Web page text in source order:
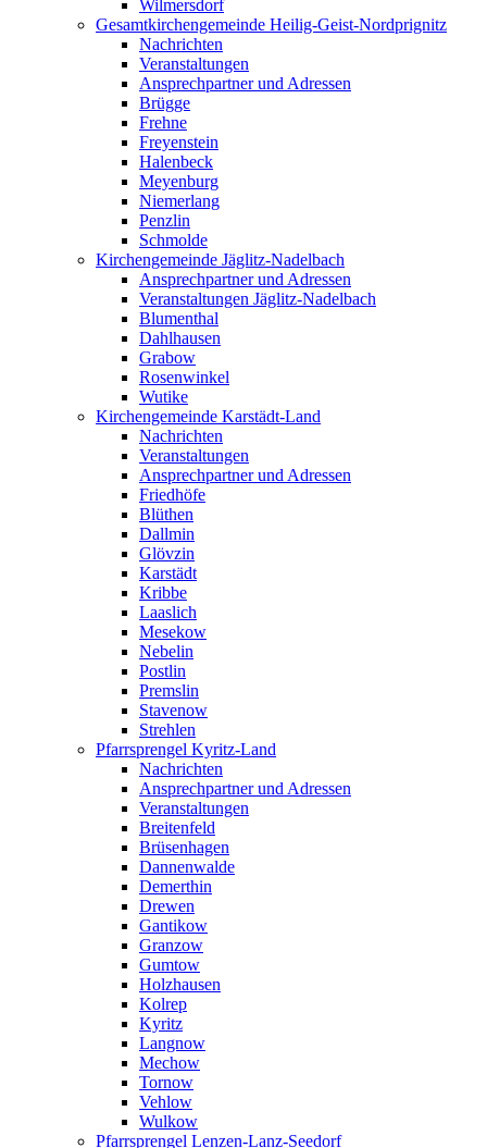
Wilmersdorf
Gesamtkirchengemeinde Heilig-Geist-Nordprignitz
Nachrichten
Veranstaltungen
Ansprechpartner und Adressen
Brügge
Frehne
Freyenstein
Halenbeck
Meyenburg
Niemerlang
Penzlin
Schmolde
Kirchengemeinde Jäglitz-Nadelbach
Ansprechpartner und Adressen
Veranstaltungen Jäglitz-Nadelbach
Blumenthal
Dahlhausen
Grabow
Rosenwinkel
Wutike
Kirchengemeinde Karstädt-Land
Nachrichten
Veranstaltungen
Ansprechpartner und Adressen
Friedhöfe
Blüthen
Dallmin
Glövzin
Karstädt
Kribbe
Laaslich
Mesekow
Nebelin
Postlin
Premslin
Stavenow
Strehlen
Pfarrsprengel Kyritz-Land
Nachrichten
Ansprechpartner und Adressen
Veranstaltungen
Breitenfeld
Brüsenhagen
Dannenwalde
Demerthin
Drewen
Gantikow
Granzow
Gumtow
Holzhausen
Kolrep
Kyritz
Langnow
Mechow
Tornow
Vehlow
Wulkow
Pfarrsprengel Lenzen-Lanz-Seedorf